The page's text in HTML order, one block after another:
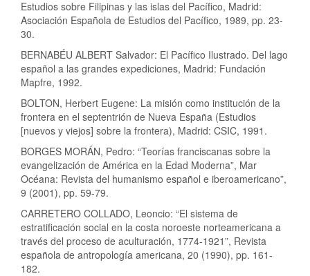
Estudios sobre Filipinas y las islas del Pacífico, Madrid:
Asociación Española de Estudios del Pacífico, 1989, pp. 23-
30.
BERNABÉU ALBERT Salvador: El Pacífico Ilustrado. Del lago
español a las grandes expediciones, Madrid: Fundación
Mapfre, 1992.
BOLTON, Herbert Eugene: La misión como institución de la
frontera en el septentrión de Nueva España (Estudios
[nuevos y viejos] sobre la frontera), Madrid: CSIC, 1991.
BORGES MORÁN, Pedro: “Teorías franciscanas sobre la
evangelización de América en la Edad Moderna”, Mar
Océana: Revista del humanismo español e iberoamericano”,
9 (2001), pp. 59-79.
CARRETERO COLLADO, Leoncio: “El sistema de
estratificación social en la costa noroeste norteamericana a
través del proceso de aculturación, 1774-1921”, Revista
española de antropología americana, 20 (1990), pp. 161-
182.